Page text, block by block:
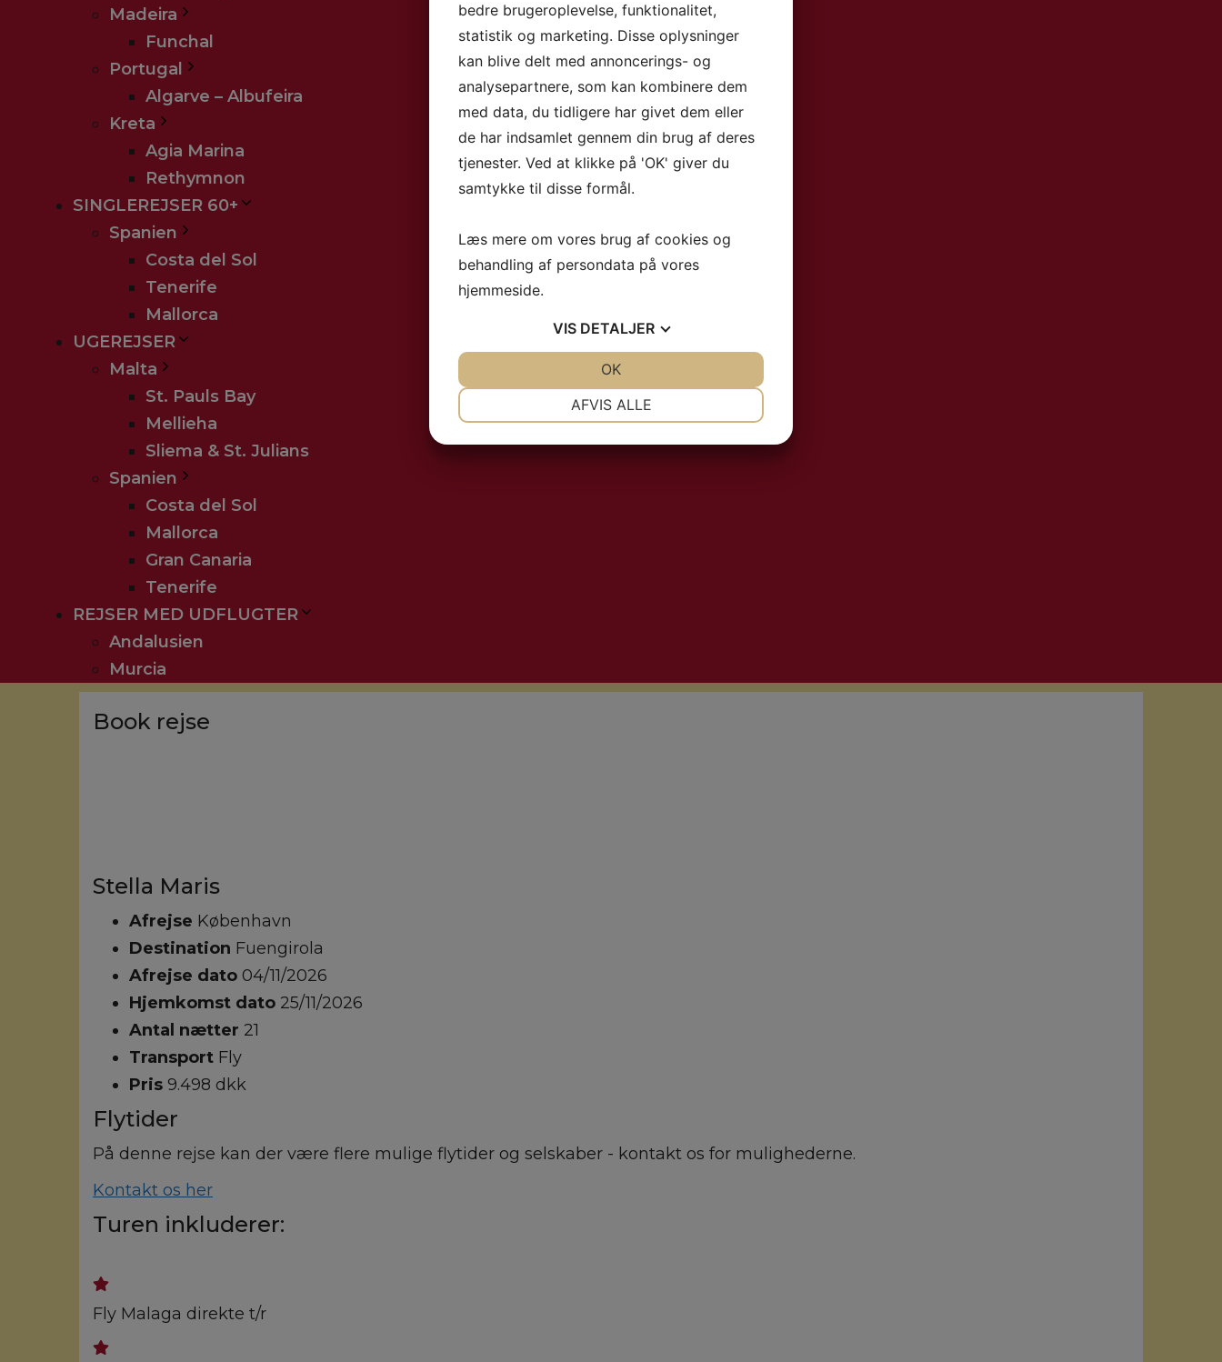
Madeira
Funchal
Portugal
Algarve – Albufeira
Kreta
Agia Marina
Rethymnon
SINGLEREJSER 60+
Spanien
Costa del Sol
Tenerife
Mallorca
UGEREJSER
Malta
St. Pauls Bay
Mellieha
Sliema & St. Julians
Spanien
Costa del Sol
Mallorca
Gran Canaria
Tenerife
REJSER MED UDFLUGTER
Andalusien
Murcia
Book rejse
Stella Maris
Afrejse København
Destination Fuengirola
Afrejse dato 04/11/2026
Hjemkomst dato 25/11/2026
Antal nætter 21
Transport Fly
Pris 9.498 dkk
Flytider
På denne rejse kan der være flere mulige flytider og selskaber - kontakt os for mulighederne.
Kontakt os her
Turen inkluderer:
Fly Malaga direkte t/r
bedre brugeroplevelse, funktionalitet,
statistik og marketing. Disse oplysninger
kan blive delt med annoncerings- og
analysepartnere, som kan kombinere dem
med data, du tidligere har givet dem eller
de har indsamlet gennem din brug af deres
tjenester. Ved at klikke på 'OK' giver du
samtykke til disse formål.
Læs mere om vores brug af cookies og
behandling af persondata på vores
hjemmeside.
VIS DETALJER
AFVIS ALLE
OK